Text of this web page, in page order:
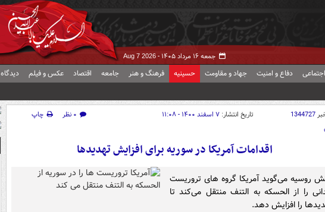
جمعه ۱۶ مرداد ۱۴۰۵ - Aug 7 2026
دفاع و امنیت جهاد و مقاومت حسینیه فرهنگ و هنر جامعه اقتصاد عکس و فیلم دیدگاه
1344727 تاریخ انتشار: ۷ اسفند ۱۴۰۰ - ۱۱:۰۸ ۰ نظر
چاپ
اقدامات آمریکا در سوریه برای افزایش تهدیدها
روسیه می‌گوید آمریکا گروه های تروریست
را از الحسکه به التنف منتقل می‌کند تا
را افزایش دهد.